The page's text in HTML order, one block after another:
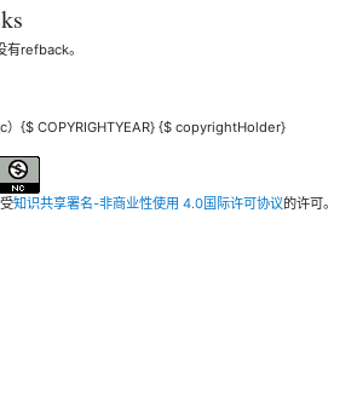
有refback。
）{$ COPYRIGHTYEAR} {$ copyrightHolder}
知识共享署名-非商业性使用 4.0国际许可协议的许可。